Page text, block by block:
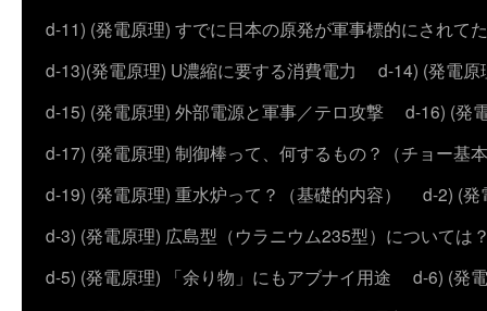
d-11) (発電原理) すでに日本の原発が軍事標的にされて
d-13)(発電原理) U濃縮に要する消費電力
d-14) (発電
d-15) (発電原理) 外部電源と軍事／テロ攻撃
d-16) (発
d-17) (発電原理) 制御棒って、何するもの？（チョー基
d-19) (発電原理) 重水炉って？（基礎的内容）
d-2) (発
d-3) (発電原理) 広島型（ウラニウム235型）については
d-5) (発電原理) 「余り物」にもアブナイ用途
d-6) (発